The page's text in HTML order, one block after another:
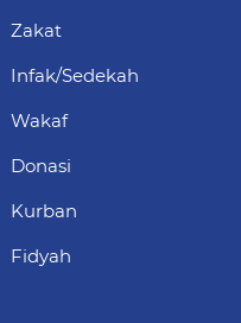
Zakat
Infak/Sedekah
Wakaf
Donasi
Kurban
Fidyah